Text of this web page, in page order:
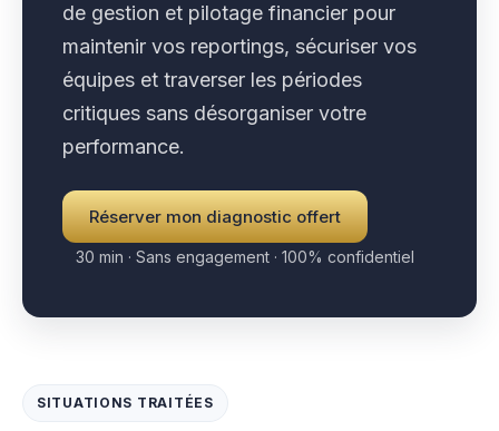
de gestion et pilotage financier pour
maintenir vos reportings, sécuriser vos
équipes et traverser les périodes
critiques sans désorganiser votre
performance.
Réserver mon diagnostic offert
30 min · Sans engagement · 100% confidentiel
SITUATIONS TRAITÉES